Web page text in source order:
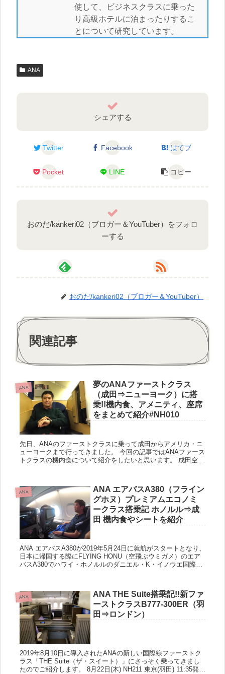
使して、ビジネスクラスに乗った
り高級ホテルに泊まったりするこ
とについて研究しています。
ANA
シェアする
Twitter Facebook はてブ
Pocket LINE コピー
おのだ/kankeri02（ブロガー＆YouTuber）をフォロ
ーする
おのだ/kankeri02（ブロガー＆YouTuber）
関連記事
ANA
夢のANAファーストクラス
（成田⇒ニューヨーク）に搭
乗!!機内食、アメニティ、座席
をまとめて紹介#NH010
先日、ANAのファーストクラスに乗って成田からアメリカ・ニ
ューヨークまで行ってきました。 今回の記事ではANAファース
トクラスの機内食について紹介をしたいと思います。 成田空港
ANA
ANA エアバスA380（フライン
グホヌ）プレミアムエコノミ
ークラス搭乗記 ホノルル⇒成
田 機内食やシートを紹介
ANA エアバスA380が2019年5月24日に就航がスタートとなり、
日本に帰国する際にFLYING HONU（空飛ぶウミガメ）のエア
バスA380でハワイ・ホノルルのダニエル・K・イノウエ国際空
ANA
ANA THE Suite搭乗記!!新ファ
ーストクラスB777-300ER（羽
田⇒ロンドン）
2019年8月10日に導入されたANAの新しい国際線ファーストク
ラス「THE Suite（ザ・スイート）」にさっそく乗ってきまし
たのでご紹介します。 8月22日(木) NH211 東京(羽田) 11:35発-